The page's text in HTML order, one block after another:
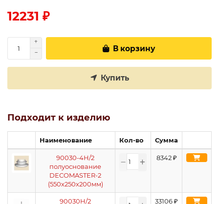
12231 ₽
В корзину
Купить
Подходит к изделию
Наименование Кол-во Сумма
90030-4H/2
полуоснование
DECOMASTER-2
(550х250х200мм)
8342₽
90030H/2 33106₽